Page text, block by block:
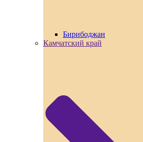
Бирибоджан
Камчатский край